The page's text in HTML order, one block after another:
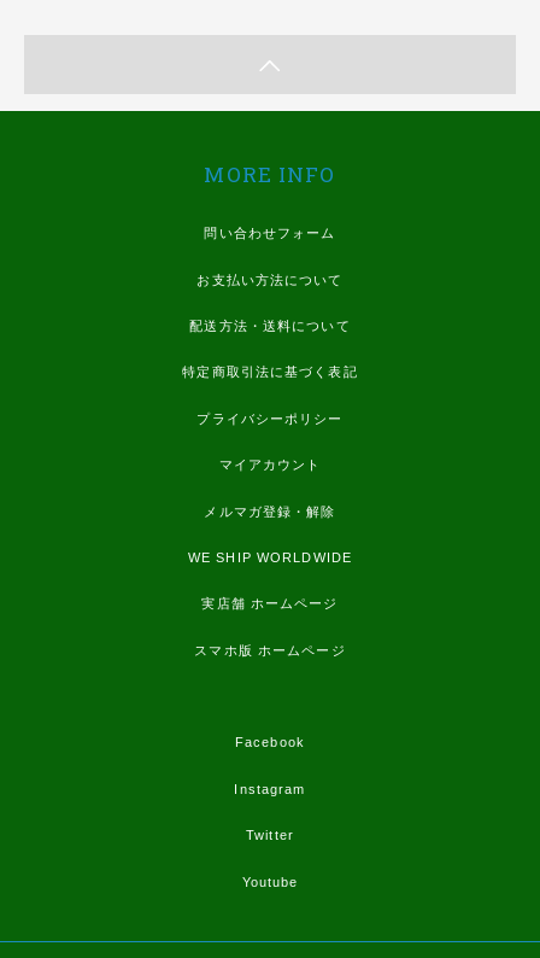
MORE INFO
問い合わせフォーム
お支払い方法について
配送方法・送料について
特定商取引法に基づく表記
プライバシーポリシー
マイアカウント
メルマガ登録・解除
WE SHIP WORLDWIDE
実店舗 ホームページ
スマホ版 ホームページ
Facebook
Instagram
Twitter
Youtube